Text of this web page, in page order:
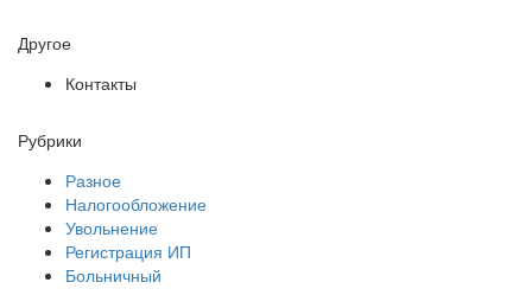
Другое
Контакты
Рубрики
Разное
Налогообложение
Увольнение
Регистрация ИП
Больничный